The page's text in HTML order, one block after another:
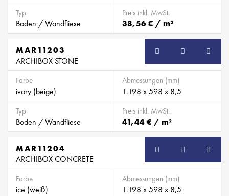
Typ
Boden / Wandfliese
Preis inkl. MwSt.
38,56 € / m²
MAR11203
ARCHIBOX STONE
Farbe
ivory (beige)
Abmessungen (mm)
1.198 x 598 x 8,5
Typ
Boden / Wandfliese
Preis inkl. MwSt.
41,44 € / m²
MAR11204
ARCHIBOX CONCRETE
Farbe
ice (weiß)
Abmessungen (mm)
1.198 x 598 x 8,5